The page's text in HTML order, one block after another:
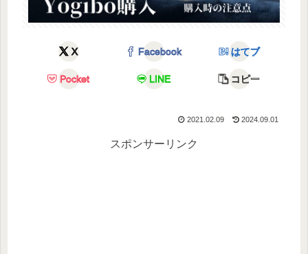
X Facebook はてブ
Pocket LINE コピー
2021.02.09 2024.09.01
スポンサーリンク